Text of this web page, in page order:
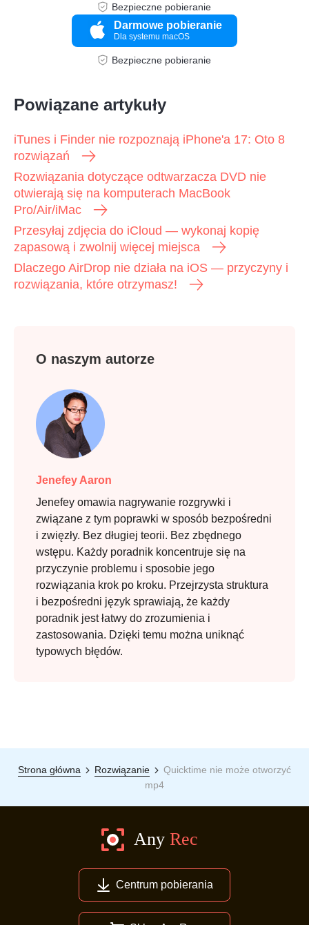
Krok 3.
Bezpieczne pobieranie
Darmowe pobieranie
Dla systemu macOS
Bezpieczne pobieranie
Powiązane artykuły
iTunes i Finder nie rozpoznają iPhone'a 17: Oto 8
rozwiązań
Rozwiązania dotyczące odtwarzacza DVD nie
otwierają się na komputerach MacBook
Pro/Air/iMac
Przesyłaj zdjęcia do iCloud — wykonaj kopię
zapasową i zwolnij więcej miejsca
Dlaczego AirDrop nie działa na iOS — przyczyny i
rozwiązania, które otrzymasz!
O naszym autorze
Jenefey Aaron
Jenefey omawia nagrywanie rozgrywki i
związane z tym poprawki w sposób bezpośredni
i zwięzły. Bez długiej teorii. Bez zbędnego
wstępu. Każdy poradnik koncentruje się na
przyczynie problemu i sposobie jego
rozwiązania krok po kroku. Przejrzysta struktura
i bezpośredni język sprawiają, że każdy
poradnik jest łatwy do zrozumienia i
zastosowania. Dzięki temu można uniknąć
typowych błędów.
Strona główna Rozwiązanie
Quicktime nie może otworzyć
mp4
Centrum pobierania